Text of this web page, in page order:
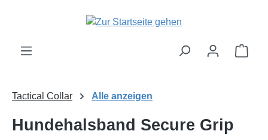
Zum Hauptinhalt springen
Tactical Collar Alle anzeigen
Hundehalsband Secure Grip